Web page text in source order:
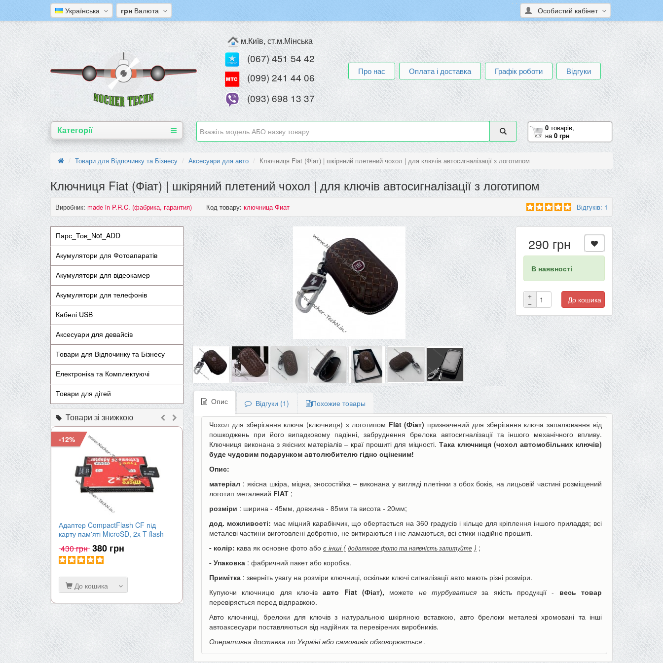
Українська грн Валюта Особистий кабінет
м.Київ, ст.м.Мінська
(067) 451 54 42
(099) 241 44 06
(093) 698 13 37
Про нас Оплата і доставка Графік роботи Відгуки
0товарів,
на0 грн
Категорії
Товари для Відпочинку та Бізнесу Аксесуари для авто Ключниця Fiat (Фіат) | шкіряний плетений чохол | для ключів автосигналізації з логотипом
Ключниця Fiat (Фіат) | шкіряний плетений чохол | для ключів автосигналізації з логотипом
Виробник: made in P.R.C. (фабрика, гарантия) Код товару: ключница Фиат Відгуків: 1
Парс_Тов_Not_ADD
Акумулятори для Фотоапаратів
Акумулятори для відеокамер
Акумулятори для телефонів
Кабелі USB
Аксесуари для девайсів
Товари для Відпочинку та Бізнесу
Електроніка та Комплектуючі
Товари для дітей
Товари зі знижкою
-12%
Адаптер CompactFlash CF під
карту пам'яті MicroSD, 2x T-flash
430 грн 380 грн
До кошика
-9%
Акумулятори Canon LP-E6 | LP-E6N
| 2000mAh для фотоапарата EOS...
650 грн 590 грн
-10%
Акумулятор для телефону Apple
iPhone 6s Plus 3000mAh...
390 грн 350 грн
-22%
Пінцет годинникаря, для ювелірів
або як інструмент для дрібних...
90 грн
-13%
Товщиномір шару
шпаклівки, лаку
680 грн 590 грн
До кошика
290 грн
В наявності
+
−
До кошика
Опис Відгуки (1) Похожие товары
Чохол для зберігання ключа (ключниця) з логотипом Fiat (Фіат) призначений для зберігання ключа запалювання від
пошкоджень при його випадковому падінні, забруднення брелока автосигналізації та іншого механічного впливу.
Ключниця виконана з якісних матеріалів – краї прошиті для міцності. Така ключниця (чохол автомобільних ключів)
буде чудовим подарунком автолюбителю гідно оціненим!
Опис:
матеріал : якісна шкіра, міцна, зносостійка – виконана у вигляді плетінки з обох боків, на лицьовій частині розміщений
логотип металевий FIAT ;
розміри : ширина - 45мм, довжина - 85мм та висота - 20мм;
дод. можливості: має міцний карабінчик, що обертається на 360 градусів і кільце для кріплення іншого приладдя; всі
металеві частини виготовлені добротно, не витираються і не ламаються, всі стики надійно прошиті.
- колір: кава як основне фото або є інші ( додаткове фото та наявність запитуйте ) ;
- Упаковка : фабричний пакет або коробка.
Примітка : зверніть увагу на розміри ключниці, оскільки ключі сигналізації авто мають різні розміри.
Купуючи ключницю для ключівавто Fiat (Фіат), можете не турбуватися за якість продукції - весь товар
перевіряється перед відправкою.
Авто ключниці, брелоки для ключів з натуральною шкіряною вставкою, авто брелоки металеві хромовані та інші
автоаксесуари поставляються від надійних та перевірених виробників.
Оперативна доставка по Україні або самовивіз обговорюється .